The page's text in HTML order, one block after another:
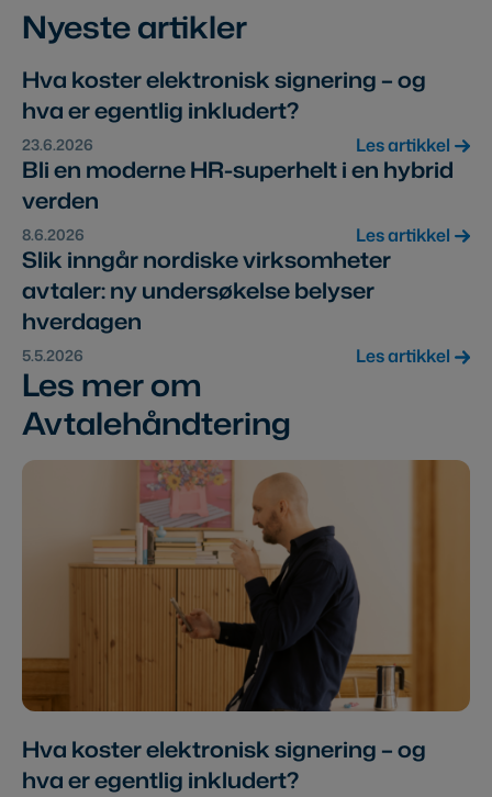
Nyeste artikler
Hva koster elektronisk signering – og
hva er egentlig inkludert?
23.6.2026 Les artikkel
Bli en moderne HR-superhelt i en hybrid
verden
8.6.2026 Les artikkel
Slik inngår nordiske virksomheter
avtaler: ny undersøkelse belyser
hverdagen
5.5.2026 Les artikkel
Les mer om
Avtalehåndtering
Hva koster elektronisk signering – og
hva er egentlig inkludert?